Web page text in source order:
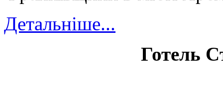
Детальніше...
Готель С